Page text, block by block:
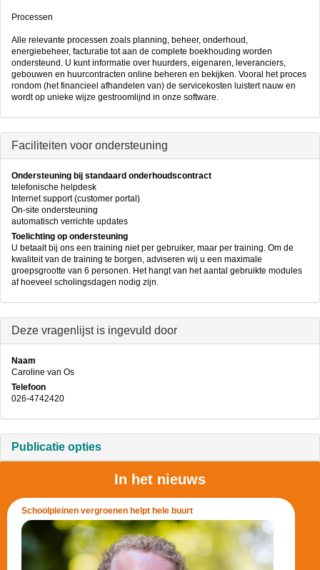
Processen
Alle relevante processen zoals planning, beheer, onderhoud,
energiebeheer, facturatie tot aan de complete boekhouding worden
ondersteund. U kunt informatie over huurders, eigenaren, leveranciers,
gebouwen en huurcontracten online beheren en bekijken. Vooral het proces
rondom (het financieel afhandelen van) de servicekosten luistert nauw en
wordt op unieke wijze gestroomlijnd in onze software.
Faciliteiten voor ondersteuning
Ondersteuning bij standaard onderhoudscontract
telefonische helpdesk
Internet support (customer portal)
On-site ondersteuning
automatisch verrichte updates
Toelichting op ondersteuning
U betaalt bij ons een training niet per gebruiker, maar per training. Om de
kwaliteit van de training te borgen, adviseren wij u een maximale
groepsgrootte van 6 personen. Het hangt van het aantal gebruikte modules
af hoeveel scholingsdagen nodig zijn.
Deze vragenlijst is ingevuld door
Naam
Caroline van Os
Telefoon
026-4742420
Publicatie opties
In het nieuws
Schoolpleinen vergroenen helpt hele buurt